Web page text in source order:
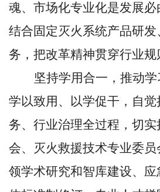
魂、市场化专业化是发展
结合固定灭火系统产品研
务，把改革精神贯穿行业
坚持学用合一，推动
学以致用、以学促干，自
务、行业治理全过程，切
会、灭火救援技术专业委
领学术研究和智库建设、